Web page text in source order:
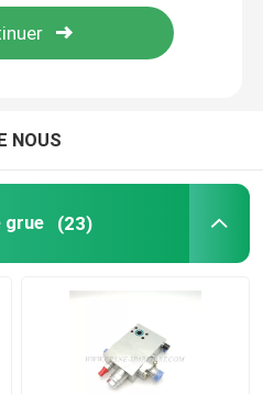
NOUS
grue (23)